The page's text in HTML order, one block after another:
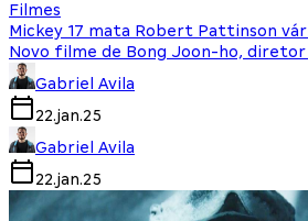
Filmes
Mickey 17 mata Robert Pattinson
Novo filme de Bong Joon-ho,
Gabriel Avila
22.jan.25
Gabriel Avila
22.jan.25